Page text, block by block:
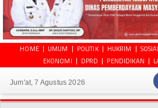
HOME UMUM POLITIK HUKRIM
EKONOMI
DPRD PENDIDIKAN
Jum'at, 7 Agustus 2026